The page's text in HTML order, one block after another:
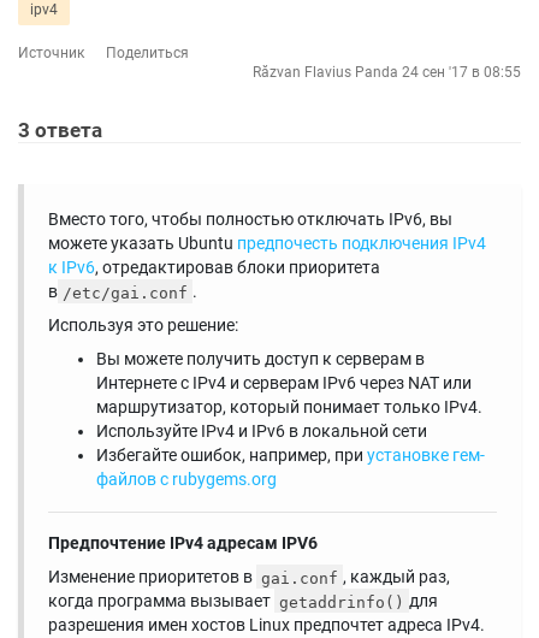
ipv4
Источник
Поделиться
Răzvan Flavius Panda 24 сен '17 в 08:55
3 ответа
Вместо того, чтобы полностью отключать IPv6, вы
можете указать Ubuntu предпочесть подключения IPv4
к IPv6, отредактировав блоки приоритета
в /etc/gai.conf .
Используя это решение:
Вы можете получить доступ к серверам в
Интернете с IPv4 и серверам IPv6 через NAT или
маршрутизатор, который понимает только IPv4.
Используйте IPv4 и IPv6 в локальной сети
Избегайте ошибок, например, при установке гем-
файлов с rubygems.org
Предпочтение IPv4 адресам IPV6
Изменение приоритетов в gai.conf , каждый раз,
когда программа вызывает getaddrinfo() для
разрешения имен хостов Linux предпочтет адреса IPv4.